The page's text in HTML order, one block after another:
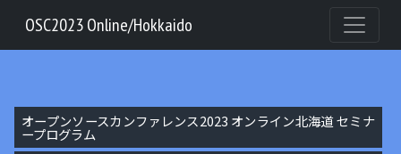
OSC2023 Online/Hokkaido
オープンソースカンファレンス2023 オンライン北海道 セミナ
ープログラム